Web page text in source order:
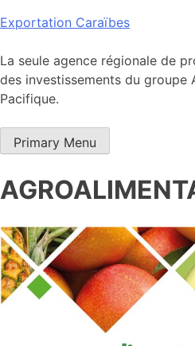
Skip
content
Exportation Caraïbes
La seule agence régionale de
des investissements du groupe
Pacifique.
Primary Menu